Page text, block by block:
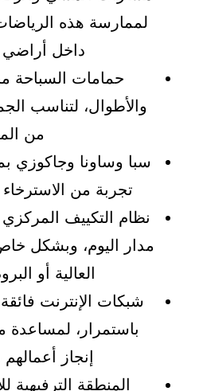
لممارسة هذه
داخل
حمامات السباحة
والأطوال، لتناسب
من
سبا وساونا وجاكوزي
تجربة من
نظام التكييف
مدار اليوم، وبشكل
العالية أو
شبكات الإنترنت
باستمرار،
إنجاز
المنطقة الترفيهية